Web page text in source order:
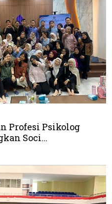
Profesi Psikolog
Soci...